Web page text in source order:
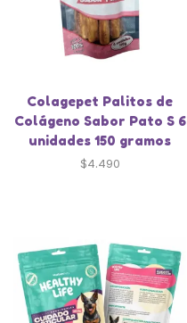
Colagepet Palitos de
Colágeno Sabor Pato S 6
unidades 150 gramos
$4.490